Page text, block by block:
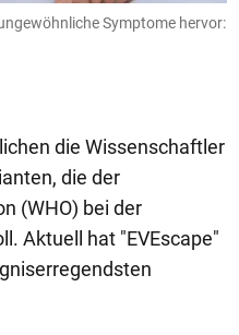
Symptome hervor:
die Wissenschaftler
die der
(WHO) bei der
Aktuell hat "EVEscape"